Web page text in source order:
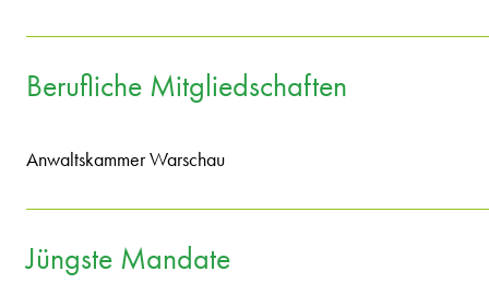
Berufliche Mitgliedschaften
Anwaltskammer Warschau
Jüngste Mandate